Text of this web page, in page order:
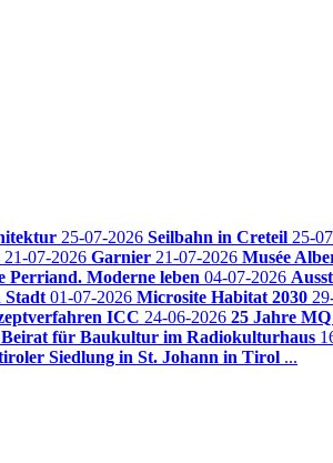
25-07-2026 Seilbahn in Creteil 25-
21-07-2026 Garnier 21-07-2026 Musée
Perriand. Moderne leben 04-07-2026
Stadt 01-07-2026 Microsite Habitat 2030
ICC 24-06-2026 25 Jahre
Beirat für Baukultur im Radiokulturhaus
Siedlung in St. Johann in Tirol ...